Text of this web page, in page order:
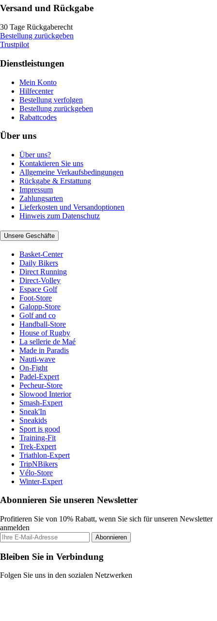
Versand und Rückgabe
30 Tage Rückgaberecht
Bestellung zurückgeben
Trustpilot
Dienstleistungen
Mein Konto
Hilfecenter
Bestellung verfolgen
Bestellung zurückgeben
Rabattcodes
Über uns
Über uns?
Kontaktieren Sie uns
Allgemeine Verkaufsbedingungen
Rückgabe & Erstattung
Impressum
Zahlungsarten
Lieferkosten und Versandoptionen
Hinweis zum Datenschutz
Unsere Geschäfte
Basket-Center
Daily Bikers
Direct Running
Direct-Volley
Espace Golf
Foot-Store
Galopp-Store
Golf and co
Handball-Store
House of Rugby
La sellerie de Maé
Made in Paradis
Nauti-wave
On-Fight
Padel-Expert
Pecheur-Store
Slowood Interior
Smash-Expert
Sneak'In
Sneakids
Sport is good
Training-Fit
Trek-Expert
Triathlon-Expert
TripNBikers
Vélo-Store
Winter-Expert
Abonnieren Sie unseren Newsletter
Profitieren Sie von 10% Rabatt, wenn Sie sich für unseren Newsletter
anmelden
Abonnieren
Bleiben Sie in Verbindung
Folgen Sie uns in den sozialen Netzwerken